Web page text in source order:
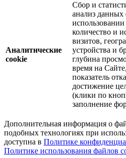
Аналитические
cookie
Сбор и
анализ данных
количество и
визитов,
устройства и
глубина
время на Сайте,
показатель
достижение
(клики по
заполнение
Дополнительная информация о
подобных технологиях при
доступна в Политике
Политике использования файлов